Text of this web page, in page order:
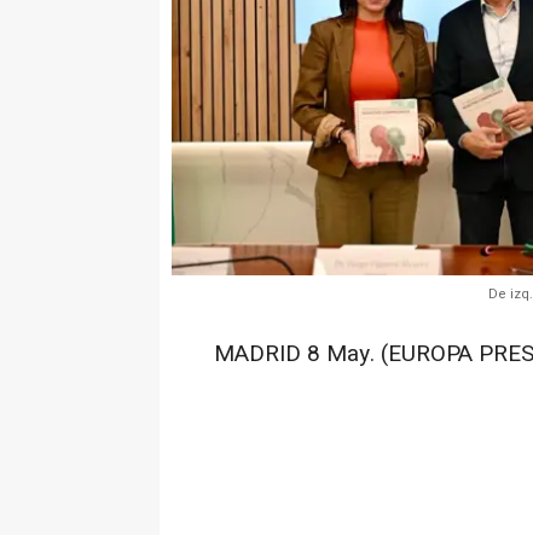
De
MADRID 8 May. (EUROPA